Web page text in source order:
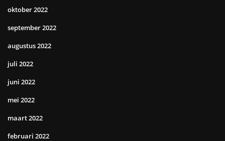
oktober 2022
september 2022
augustus 2022
juli 2022
juni 2022
mei 2022
maart 2022
februari 2022